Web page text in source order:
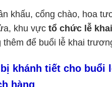
khấu, cổng chào, hoa
khu vực tổ chức lễ
để buổi lễ khai
bị khánh tiết cho
hàng